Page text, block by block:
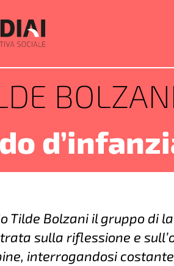
Tilde Bolzani il gruppo di
sulla riflessione e
interrogandosi